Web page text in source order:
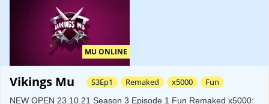
MU ONLINE
Vikings Mu S3Ep1 Remaked x5000 Fun
NEW OPEN 23.10.21 Season 3 Episode 1 Fun Remaked x5000: